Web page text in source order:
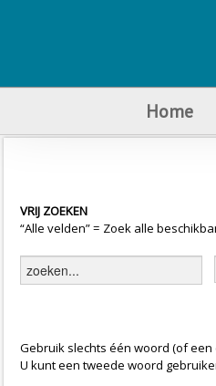
Home
VRIJ ZOEKEN
“Alle velden” = Zoek alle
Gebruik slechts één woord (of
U kunt een tweede woord